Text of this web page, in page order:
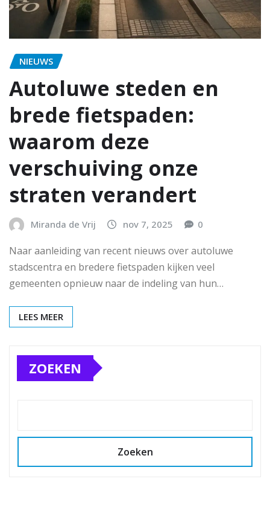
NIEUWS
Autoluwe steden en
brede fietspaden:
waarom deze
verschuiving onze
straten verandert
Miranda de Vrij nov 7, 2025 0
Naar aanleiding van recent nieuws over autoluwe
stadscentra en bredere fietspaden kijken veel
gemeenten opnieuw naar de indeling van hun…
LEES MEER
ZOEKEN
Zoeken